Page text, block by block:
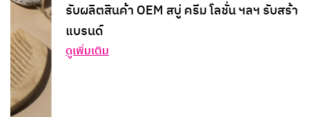
รับผลิตสินค้า OEM สบู่ ครีม โลชั่น ฯลฯ รับสร้าง
แบรนด์
ดูเพิ่มเติม